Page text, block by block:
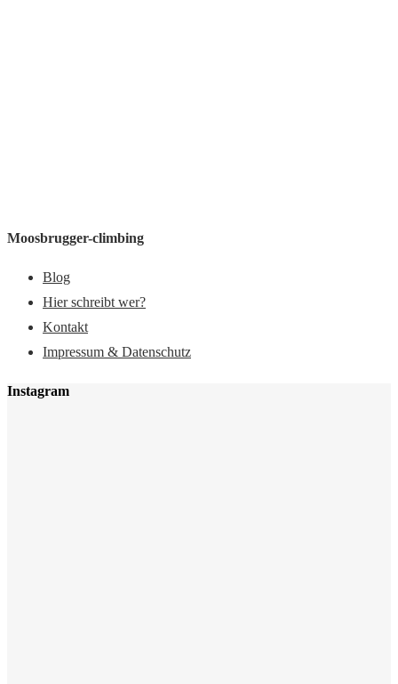
Moosbrugger-climbing
Blog
Hier schreibt wer?
Kontakt
Impressum & Datenschutz
Instagram